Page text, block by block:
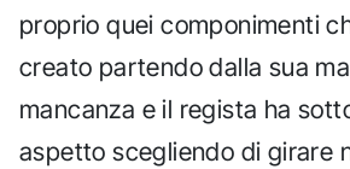
proprio quei componimenti
creato partendo dalla sua
mancanza e il regista ha
aspetto scegliendo di girare